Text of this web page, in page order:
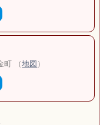
町 （地図）